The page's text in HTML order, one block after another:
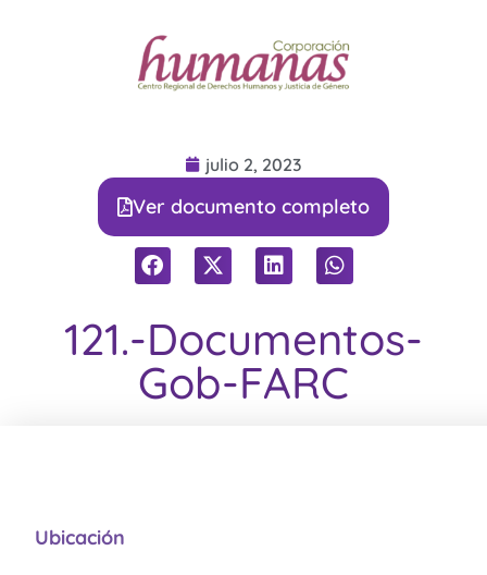
121.-Documentos-
Gob-FARC
julio 2, 2023
Ver documento completo
Ubicación